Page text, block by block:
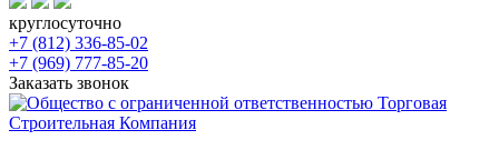
круглосуточно
+7 (812) 336-85-02
+7 (969) 777-85-20
Заказать звонок